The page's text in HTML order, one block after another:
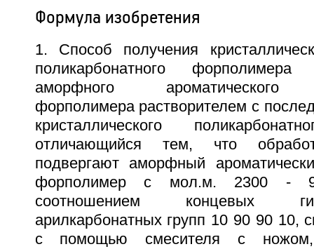
Формула изобретения
1. Способ получения
поликарбонатного
аморфного ароматического
форполимера растворителем с
кристаллического
отличающийся тем, что
подвергают аморфный
форполимер с мол.м. 2300 -
соотношением концевых
арилкарбонатных групп 10 90 90 10,
с помощью смесителя с